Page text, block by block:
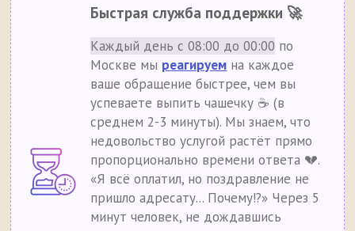
Быстрая служба поддержки 🚀
Каждый день с 08:00 до 00:00 по
Москве мы реагируем на каждое
ваше обращение быстрее, чем вы
успеваете выпить чашечку ☕ (в
среднем 2-3 минуты). Мы знаем, что
недовольство услугой растёт прямо
пропорционально времени ответа 💔.
«Я всё оплатил, но поздравление не
пришло адресату... Почему!?» Через 5
минут человек, не дождавшись